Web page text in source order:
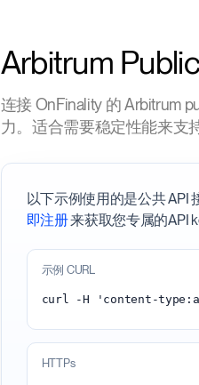
Arbitrum
连接 OnFinality 的 Arbitrum
力。适合需要稳定性能来支
以下示例使用的是公共 API
即注册来获取您专属的API
示例 CURL
HTTPs